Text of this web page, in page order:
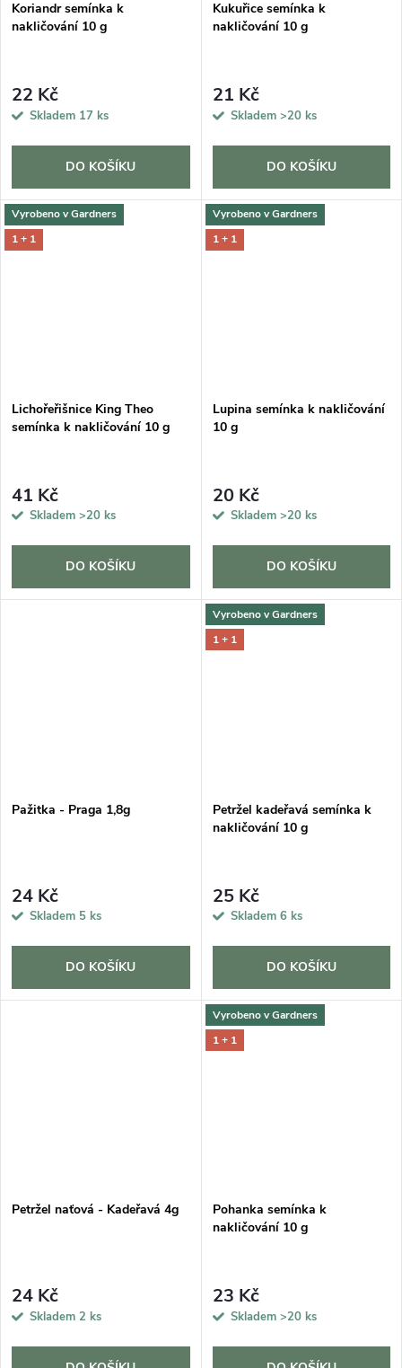
Koriandr semínka k
nakličování 10 g
22 Kč
Skladem 17 ks
DO KOŠÍKU
Kukuřice semínka k
nakličování 10 g
21 Kč
Skladem >20 ks
DO KOŠÍKU
Vyrobeno v Gardners
1 + 1
Lichořeřišnice King Theo
semínka k nakličování 10 g
41 Kč
Skladem >20 ks
DO KOŠÍKU
Vyrobeno v Gardners
1 + 1
Lupina semínka k nakličování
10 g
20 Kč
Skladem >20 ks
DO KOŠÍKU
Pažitka - Praga 1,8g
24 Kč
Skladem 5 ks
DO KOŠÍKU
Vyrobeno v Gardners
1 + 1
Petržel kadeřavá semínka k
nakličování 10 g
25 Kč
Skladem 6 ks
DO KOŠÍKU
Petržel naťová - Kadeřavá 4g
24 Kč
Skladem 2 ks
Vyrobeno v Gardners
1 + 1
Pohanka semínka k
nakličování 10 g
23 Kč
Skladem >20 ks